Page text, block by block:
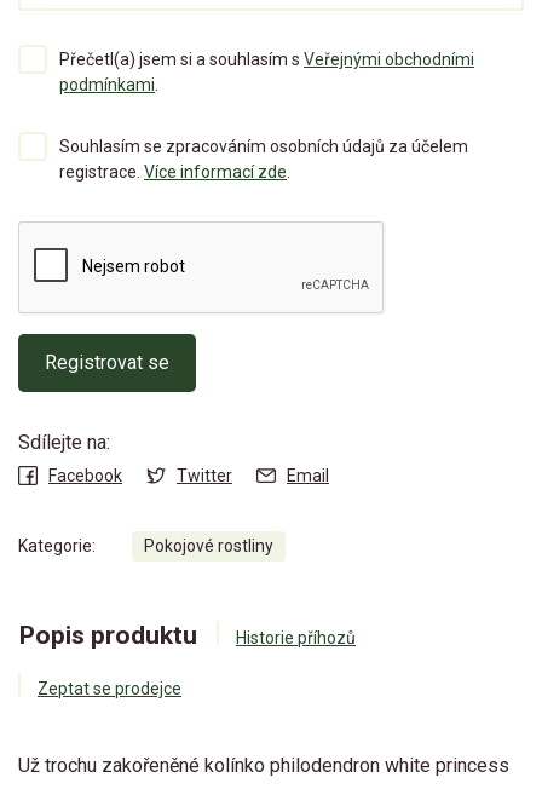
Přečetl(a) jsem si a souhlasím s Veřejnými obchodními
podmínkami
Souhlasím se zpracováním osobních údajů za účelem
registrace. Více informací zde
Registrovat se
Sdílejte na:
Facebook Twitter Email
Kategorie: Pokojové rostliny
Popis produktu Historie příhozů
Zeptat se prodejce
Už trochu zakořeněné kolínko philodendron white princess